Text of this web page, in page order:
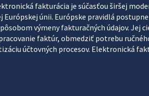
fakturácia je súčasťou širšej
Európskej únii. Európske pravidlá
výmeny fakturačných údajov. Jej
faktúr, obmedziť potrebu
účtovných procesov. Elektronická